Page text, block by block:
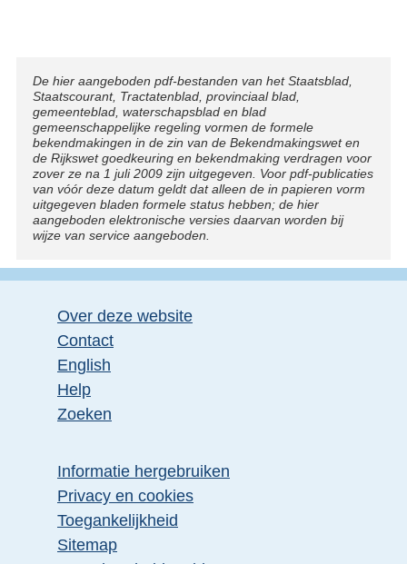
Disclaimer
De hier aangeboden pdf-bestanden van het Staatsblad,
Staatscourant, Tractatenblad, provinciaal blad,
gemeenteblad, waterschapsblad en blad
gemeenschappelijke regeling vormen de formele
bekendmakingen in de zin van de Bekendmakingswet en
de Rijkswet goedkeuring en bekendmaking verdragen voor
zover ze na 1 juli 2009 zijn uitgegeven. Voor pdf-publicaties
van vóór deze datum geldt dat alleen de in papieren vorm
uitgegeven bladen formele status hebben; de hier
aangeboden elektronische versies daarvan worden bij
wijze van service aangeboden.
Over deze website
Contact
English
Help
Zoeken
Informatie hergebruiken
Privacy en cookies
Toegankelijkheid
Sitemap